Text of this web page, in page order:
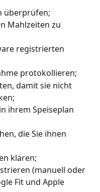
überprüfen;
Mahlzeiten zu
registrierten
protokollieren;
damit sie nicht
ihrem Speiseplan
die Sie ihnen
klären;
(manuell oder
Fit und Apple